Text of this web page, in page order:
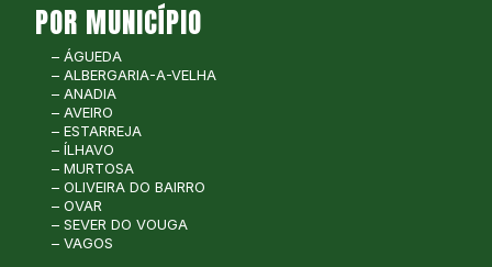
POR MUNICÍPIO
– ÁGUEDA
– ALBERGARIA-A-VELHA
– ANADIA
– AVEIRO
– ESTARREJA
– ÍLHAVO
– MURTOSA
– OLIVEIRA DO BAIRRO
– OVAR
– SEVER DO VOUGA
– VAGOS